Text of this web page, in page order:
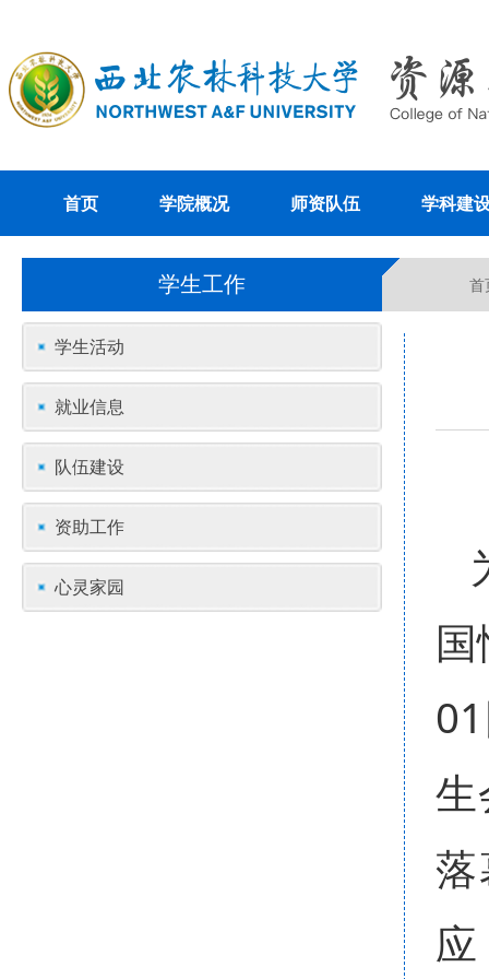
首页 学院概况 师资队伍 学科建
学生工作 首
学生活动
就业信息
队伍建设
资助工作
心灵家园